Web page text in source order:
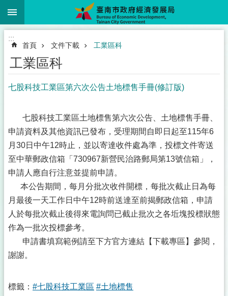
跳到主要內容區塊
:::
首頁 文件下載 工業區科
工業區科
七股科技工業區第六次公告土地標售手冊(修訂版)
七股科技工業區土地標售第六次公告、土地標售手冊、
申請資料及其他資訊已發布，受理期間自即日起至115年6
月30日中午12時止，並以寄達收件處為準，投標文件寄送
至中華郵政信箱「730967新營民治路郵局第13號信箱」，
申請人應自行注意並提前申請。
本公告期間，每月分批次收件開標，每批次截止日為每
月最後一天工作日中午12時前送達至前揭郵政信箱，申請
人於每批次截止後得來電詢問已截止批次之各坵塊投標狀態
作為一批次投標參考。
申請書填寫範例請至下方官方連結【下載專區】參閱，
謝謝。
標籤： #七股科技工業區 #土地標售